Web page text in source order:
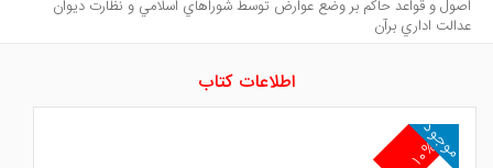
اصول و قواعد حاكم بر وضع عوارض توسط شوراهاي اسلامي و نظارت ديوان
عدالت اداري برآن
اطلاعات کتاب
۱۰%
موجود